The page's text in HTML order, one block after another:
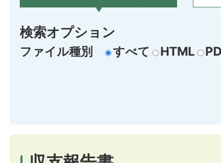
検索オプション
ファイル種別 すべて HTML